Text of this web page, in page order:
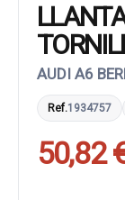
AUDI A6
Ref.1934757
50,82